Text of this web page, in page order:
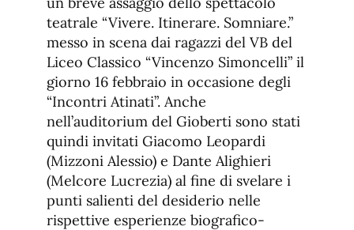
teatrale “Vivere. Itinerare. Somniare.”
messo in scena dai ragazzi del VB del
Liceo Classico “Vincenzo Simoncelli” il
giorno 16 febbraio in occasione degli
“Incontri Atinati”. Anche
nell’auditorium del Gioberti sono stati
quindi invitati Giacomo Leopardi
(Mizzoni Alessio) e Dante Alighieri
(Melcore Lucrezia) al fine di svelare i
punti salienti del desiderio nelle
rispettive esperienze biografico-